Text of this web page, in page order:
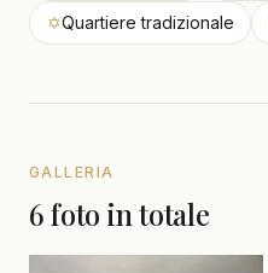
✡Quartiere tradizionale
GALLERIA
6 foto in totale